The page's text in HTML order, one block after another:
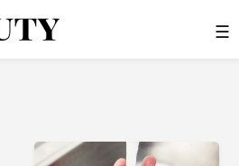
☰